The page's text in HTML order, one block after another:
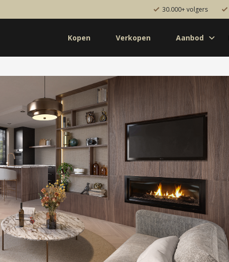
bouw
Diensten
Verkopen
Taxeren
Verzekeren
Contact
30.000+ volgers
Kopen Verkopen Aanbod